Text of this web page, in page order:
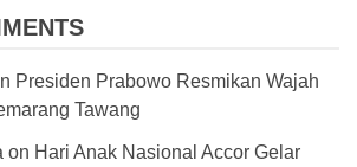
Presiden Prabowo Resmikan Wajah
Tawang
on Hari Anak Nasional Accor Gelar